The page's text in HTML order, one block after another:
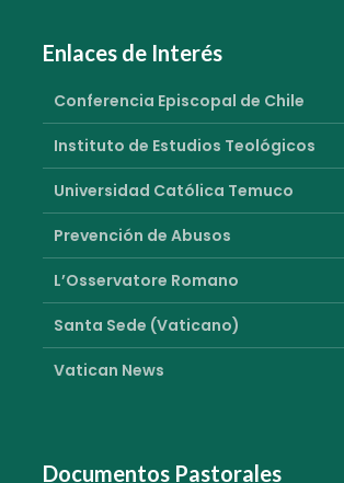
Enlaces de Interés
Conferencia Episcopal de Chile
Instituto de Estudios Teológicos
Universidad Católica Temuco
Prevención de Abusos
L’Osservatore Romano
Santa Sede (Vaticano)
Vatican News
Documentos Pastorales